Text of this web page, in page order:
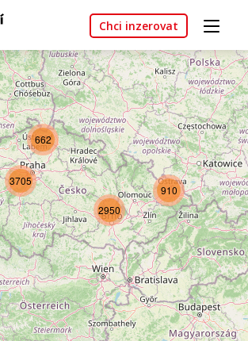
Chci inzerovat
662
910
2950
3705